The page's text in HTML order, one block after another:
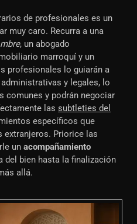
de profesionales es un
muy caro. Recurra a una
, un abogado
marroquí y un
profesionales lo guiarán a
y legales, lo
comunes y podrán negociar
las subtleties del
específicos que
extranjeros. Priorice las
un acompañamiento
del bien hasta la finalización
allá.